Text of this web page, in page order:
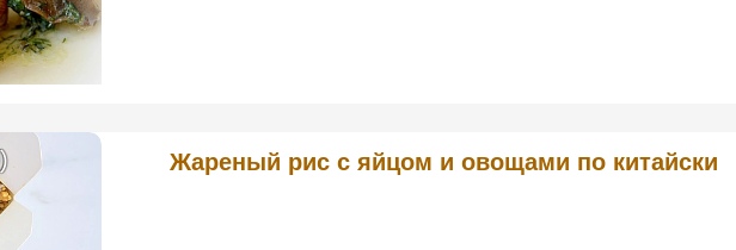
Жареный рис с яйцом и овощами по китайски